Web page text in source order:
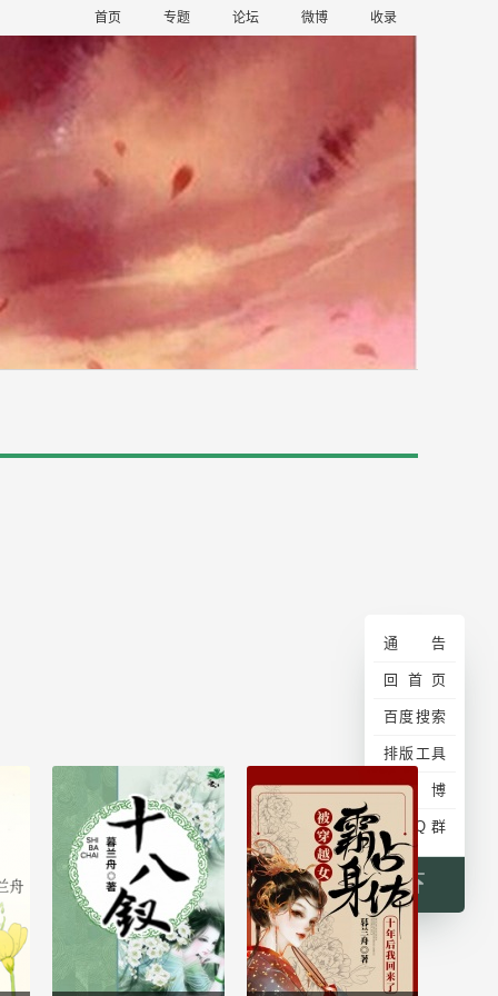
首页 专题 论坛 微博 收录
通告
回首页
百度搜索
排版工具
微博
加QQ群